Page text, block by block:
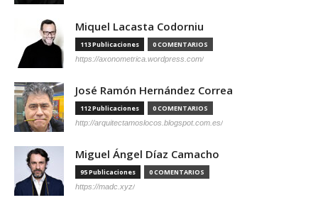
Miquel Lacasta Codorniu
113 Publicaciones 0 COMENTARIOS
https://axonometrica.wordpress.com/
José Ramón Hernández Correa
112 Publicaciones 0 COMENTARIOS
http://arquitectamoslocos.blogspot.com.es/
Miguel Ángel Díaz Camacho
95 Publicaciones 0 COMENTARIOS
https://madc.xyz/